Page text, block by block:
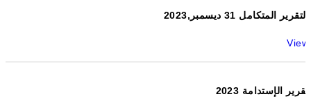
التقرير المتكامل 31 ديسمبر,2023
View
تقرير الإستدامة 2023